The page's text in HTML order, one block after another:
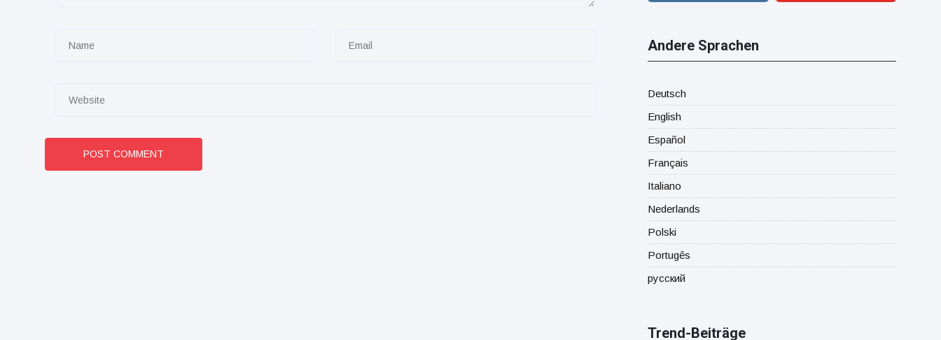
POST COMMENT
Andere Sprachen
Deutsch
English
Español
Français
Italiano
Nederlands
Polski
Portugês
русский
Trend-Beiträge